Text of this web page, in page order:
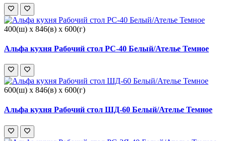
400(ш) x 846(в) x 600(г)
Альфа кухня Рабочий стол РС-40 Белый/Ателье Темное
600(ш) x 846(в) x 600(г)
Альфа кухня Рабочий стол ШД-60 Белый/Ателье Темное